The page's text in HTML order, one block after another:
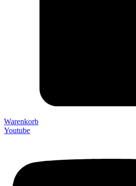
Warenkorb
Youtube